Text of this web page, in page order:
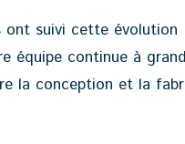
ont suivi cette
équipe continue à
la conception et la